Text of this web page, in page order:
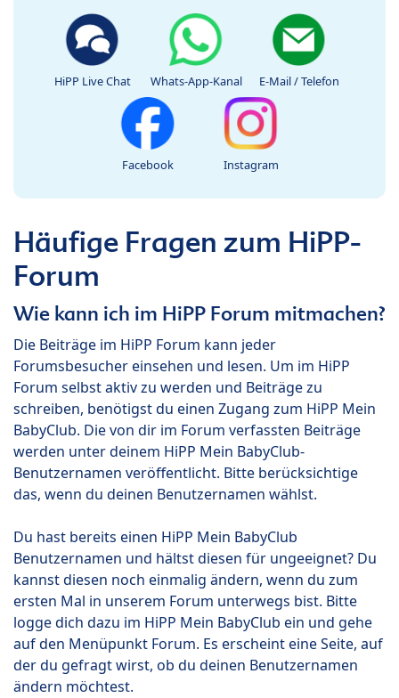
HiPP Live Chat Whats-App-Kanal E-Mail / Telefon
Facebook Instagram
Häufige Fragen zum HiPP-
Forum
Wie kann ich im HiPP Forum mitmachen?
Die Beiträge im HiPP Forum kann jeder
Forumsbesucher einsehen und lesen. Um im HiPP
Forum selbst aktiv zu werden und Beiträge zu
schreiben, benötigst du einen Zugang zum HiPP Mein
BabyClub. Die von dir im Forum verfassten Beiträge
werden unter deinem HiPP Mein BabyClub-
Benutzernamen veröffentlicht. Bitte berücksichtige
das, wenn du deinen Benutzernamen wählst.
Du hast bereits einen HiPP Mein BabyClub
Benutzernamen und hältst diesen für ungeeignet? Du
kannst diesen noch einmalig ändern, wenn du zum
ersten Mal in unserem Forum unterwegs bist. Bitte
logge dich dazu im HiPP Mein BabyClub ein und gehe
auf den Menüpunkt Forum. Es erscheint eine Seite, auf
der du gefragt wirst, ob du deinen Benutzernamen
ändern möchtest.